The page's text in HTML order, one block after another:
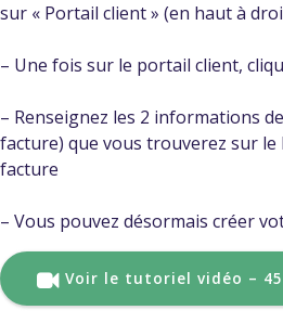
sur « Portail client » (en haut à
– Une fois sur le portail client,
– Renseignez les 2 informations
facture) que vous trouverez sur
facture
– Vous pouvez désormais créer
Voir le tutoriel vidéo –